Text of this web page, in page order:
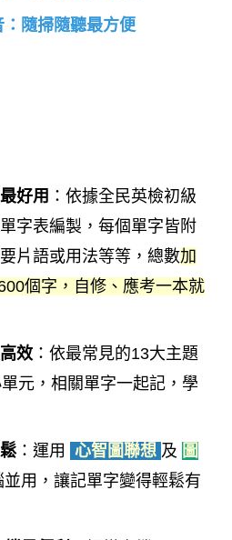
隨掃隨聽最方便
好用 ：依據全民英檢初級
字表編製，每個單字皆附
片語或用法等等，總數加
個字，自修、應考一本就
效 ：依最常見的13大主題
元，相關單字一起記，學
：運用 心智圖聯想 及 圖
並用，讓記單字變得輕鬆有